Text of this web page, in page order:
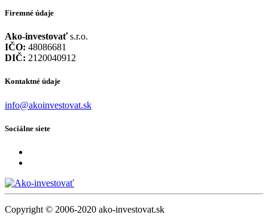
Firemné údaje
Ako-investovaťs.r.o.
IČO: 48086681
DIČ: 2120040912
Kontaktné údaje
info@akoinvestovat.sk
Sociálne siete
Copyright © 2006-2020 ako-investovat.sk